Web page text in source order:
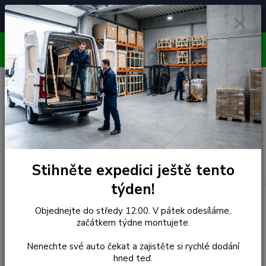
🚘
Čelní skla pro
unikátní vozy
📞
Poradenství
ZDARMA
⭐ 4.7/5 (50 recenzí)
OBJEDNÁVEJTE DO STŘEDY 12:00 - KAŽDÝ PÁTEK
EXPEDUJEME!!
Menu
Hledat
0 ks
za 0,00 Kč
SEDAN 4D, VAN (r.1991-1995)
Čelní Sklo - MITSUBISHI
Stihněte expedici ještě tento
týden!
Objednejte do středy 12:00. V pátek odesíláme,
začátkem týdne montujete.
Nenechte své auto čekat a zajistěte si rychlé dodání
hned teď.